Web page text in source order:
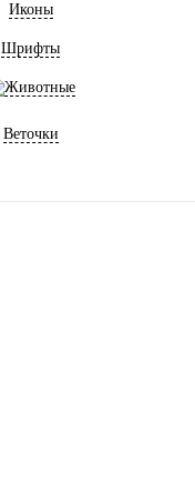
Иконы
Шрифты
Животные
Веточки